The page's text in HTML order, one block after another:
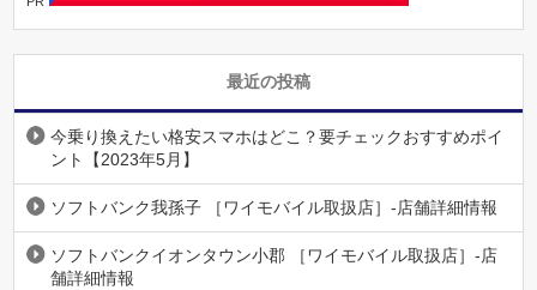
最近の投稿
今乗り換えたい格安スマホはどこ？要チェックおすすめポイ
ント【2023年5月】
ソフトバンク我孫子 ［ワイモバイル取扱店］-店舗詳細情報
ソフトバンクイオンタウン小郡 ［ワイモバイル取扱店］-店
舗詳細情報